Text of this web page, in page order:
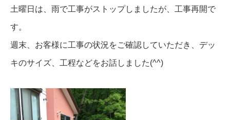
土曜日は、雨で工事がストップしましたが、工事再開で
す。
週末、お客様に工事の状況をご確認していただき、デッ
キのサイズ、工程などをお話しました(^^)